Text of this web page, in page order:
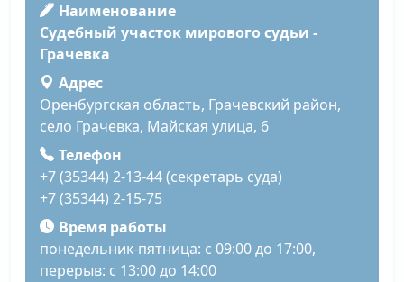
Наименование
Судебный участок мирового судьи -
Грачевка
Адрес
Оренбургская область, Грачевский район,
село Грачевка, Майская улица, 6
Телефон
+7 (35344) 2-13-44 (секретарь суда)
+7 (35344) 2-15-75
Время работы
понедельник-пятница: с 09:00 до 17:00,
перерыв: с 13:00 до 14:00